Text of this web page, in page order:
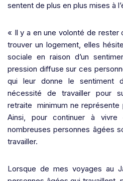
sentent de plus en plus mises à
« Il y a en une volonté de rester
trouver un logement, elles
sociale en raison d’un
pression diffuse sur ces
qui leur donne le sentiment
nécessité de travailler pour
retraite minimum ne représente
Ainsi, pour continuer à
nombreuses personnes âgées
travailler.
Lorsque de mes voyages au